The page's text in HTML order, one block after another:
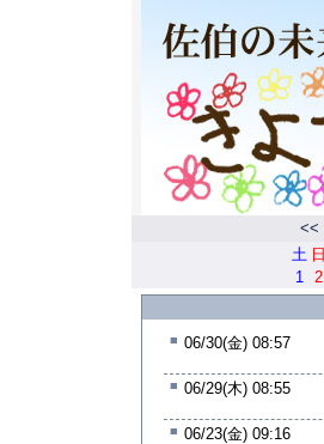
<<
土 日
1
2
■ 06/30(金) 08:57
■ 06/29(木) 08:55
■ 06/23(金) 09:16